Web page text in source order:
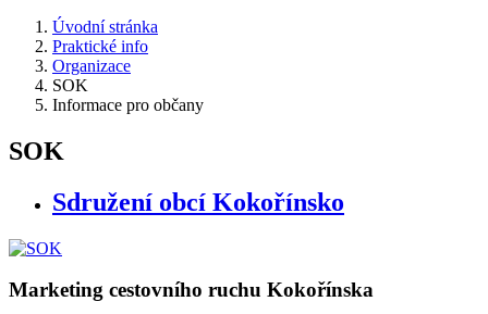
Úvodní stránka
Praktické info
Organizace
SOK
Informace pro občany
SOK
Sdružení obcí Kokořínsko
Marketing cestovního ruchu Kokořínska